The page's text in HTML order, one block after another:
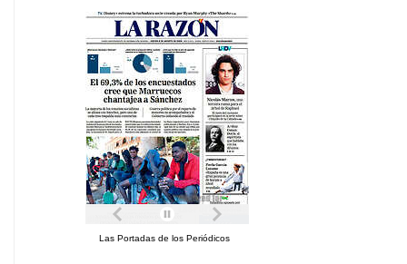
Las Portadas de los Periódicos